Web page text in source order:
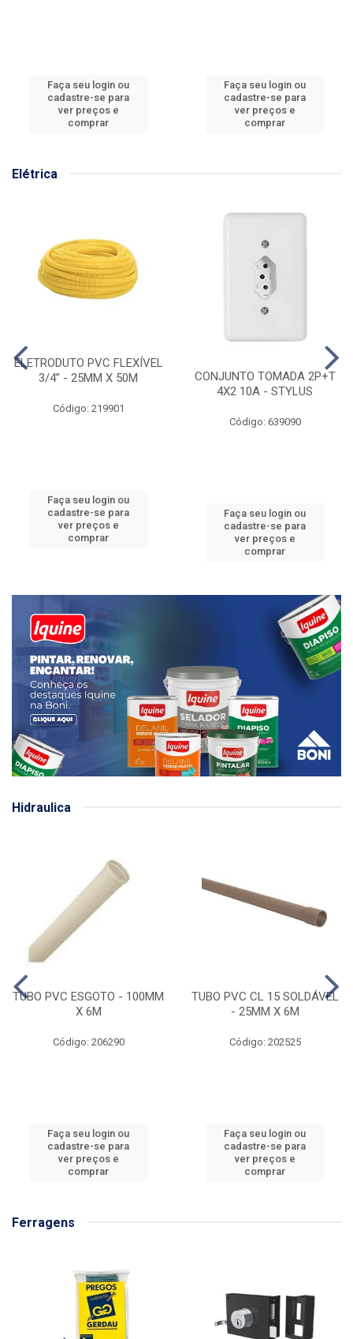
Faça seu login ou
cadastre-se para
ver preços e
comprar
Faça seu login ou
cadastre-se para
ver preços e
comprar
Elétrica
ELETRODUTO PVC FLEXÍVEL
3/4” - 25MM X 50M
Código: 219901
Faça seu login ou
cadastre-se para
ver preços e
comprar
CONJUNTO TOMADA 2P+T
4X2 10A - STYLUS
Código: 639090
Faça seu login ou
cadastre-se para
ver preços e
comprar
Hidraulica
TUBO PVC ESGOTO - 100MM
X 6M
Código: 206290
Faça seu login ou
cadastre-se para
ver preços e
comprar
TUBO PVC CL 15 SOLDÁVEL
- 25MM X 6M
Código: 202525
Faça seu login ou
cadastre-se para
ver preços e
comprar
Ferragens